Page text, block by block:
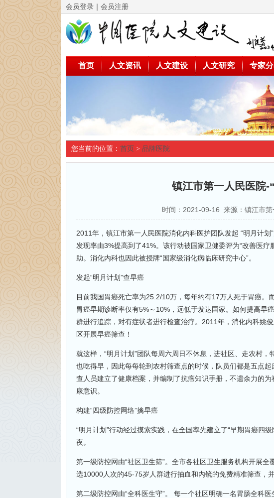
会员登录 ｜ 会员注册
首页 人文资讯 人文建设 人文研究 专家
您当前的位置： 首页 > 品牌医院
镇江市第一人民医院-
时间：2021-09-16 来源：镇江市
2011年，镇江市第一人民医院消化内科医护团队发起 “明月计
发现率由3%提高到了41%。该行动被国家卫健委评为“改善医
助。消化内科也因此被授牌“国家级消化病临床研究中心”。
发起“明月计划”查早癌
目前我国胃癌死亡率为25.2/10万，每年约有17万人死于胃癌。
胃癌早期诊断率仅有5%～10%，远低于发达国家。如何提高早
群进行追踪，对有症状者进行检查治疗。2011年，消化内科姚
区开展早癌筛查！
就这样，“明月计划”团队每周六周日不休息，进社区、走农村
也吃得早，因此每每轮到农村筛查点的时候，队员们都是五点
查人员建立了健康档案，并编制了抗癌知识手册，不遗余力的
康意识。
构建“四级防控网络”擒早癌
“明月计划”行动经过摸索实践，在全国率先建立了“早期胃癌四
夜。
第一级防控网由“社区卫生筛”。全市各社区卫生服务机构开展
选10000人次的45-75岁人群进行抽血和内镜的免费精准筛查，
第二级防控网由“全科医生守”。 每一个社区明确一名胃肠全科